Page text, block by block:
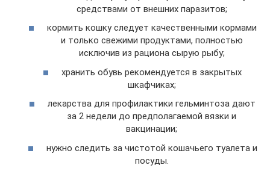
средствами от внешних паразитов;
кормить кошку следует качественными кормами
и только свежими продуктами, полностью
исключив из рациона сырую рыбу;
хранить обувь рекомендуется в закрытых
шкафчиках;
лекарства для профилактики гельминтоза дают
за 2 недели до предполагаемой вязки и
вакцинации;
нужно следить за чистотой кошачьего туалета и
посуды.